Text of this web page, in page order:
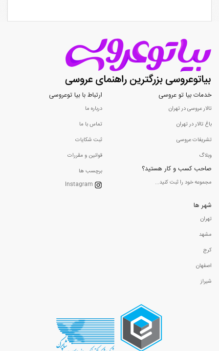
خدمات بیا تو عروسی
تالار عروسی در تهران
باغ تالار در تهران
تشریفات عروسی
وبلاگ
صاحب کسب و کار هستید؟
مجموعه خود را ثبت کنید...
ارتباط با بیا توعروسی
درباره ما
تماس با ما
ثبت شکایات
قوانین و مقررات
برچسب ها
Instagram
شهر ها
تهران
مشهد
کرج
اصفهان
شیراز